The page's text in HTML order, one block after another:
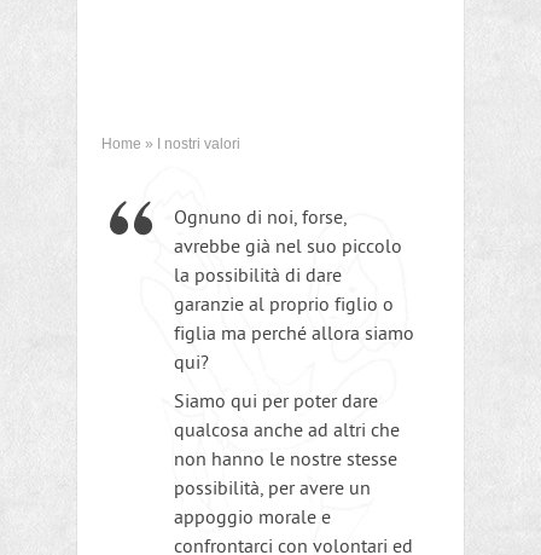
Home » I nostri valori
Ognuno di noi, forse,
avrebbe già nel suo piccolo
la possibilità di dare
garanzie al proprio figlio o
figlia ma perché allora siamo
qui?
Siamo qui per poter dare
qualcosa anche ad altri che
non hanno le nostre stesse
possibilità, per avere un
appoggio morale e
confrontarci con volontari ed